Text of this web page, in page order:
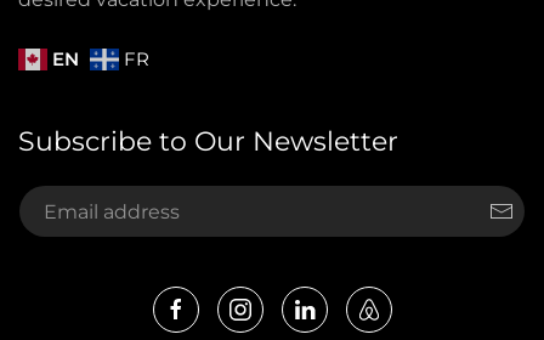
EN FR
Subscribe to Our Newsletter